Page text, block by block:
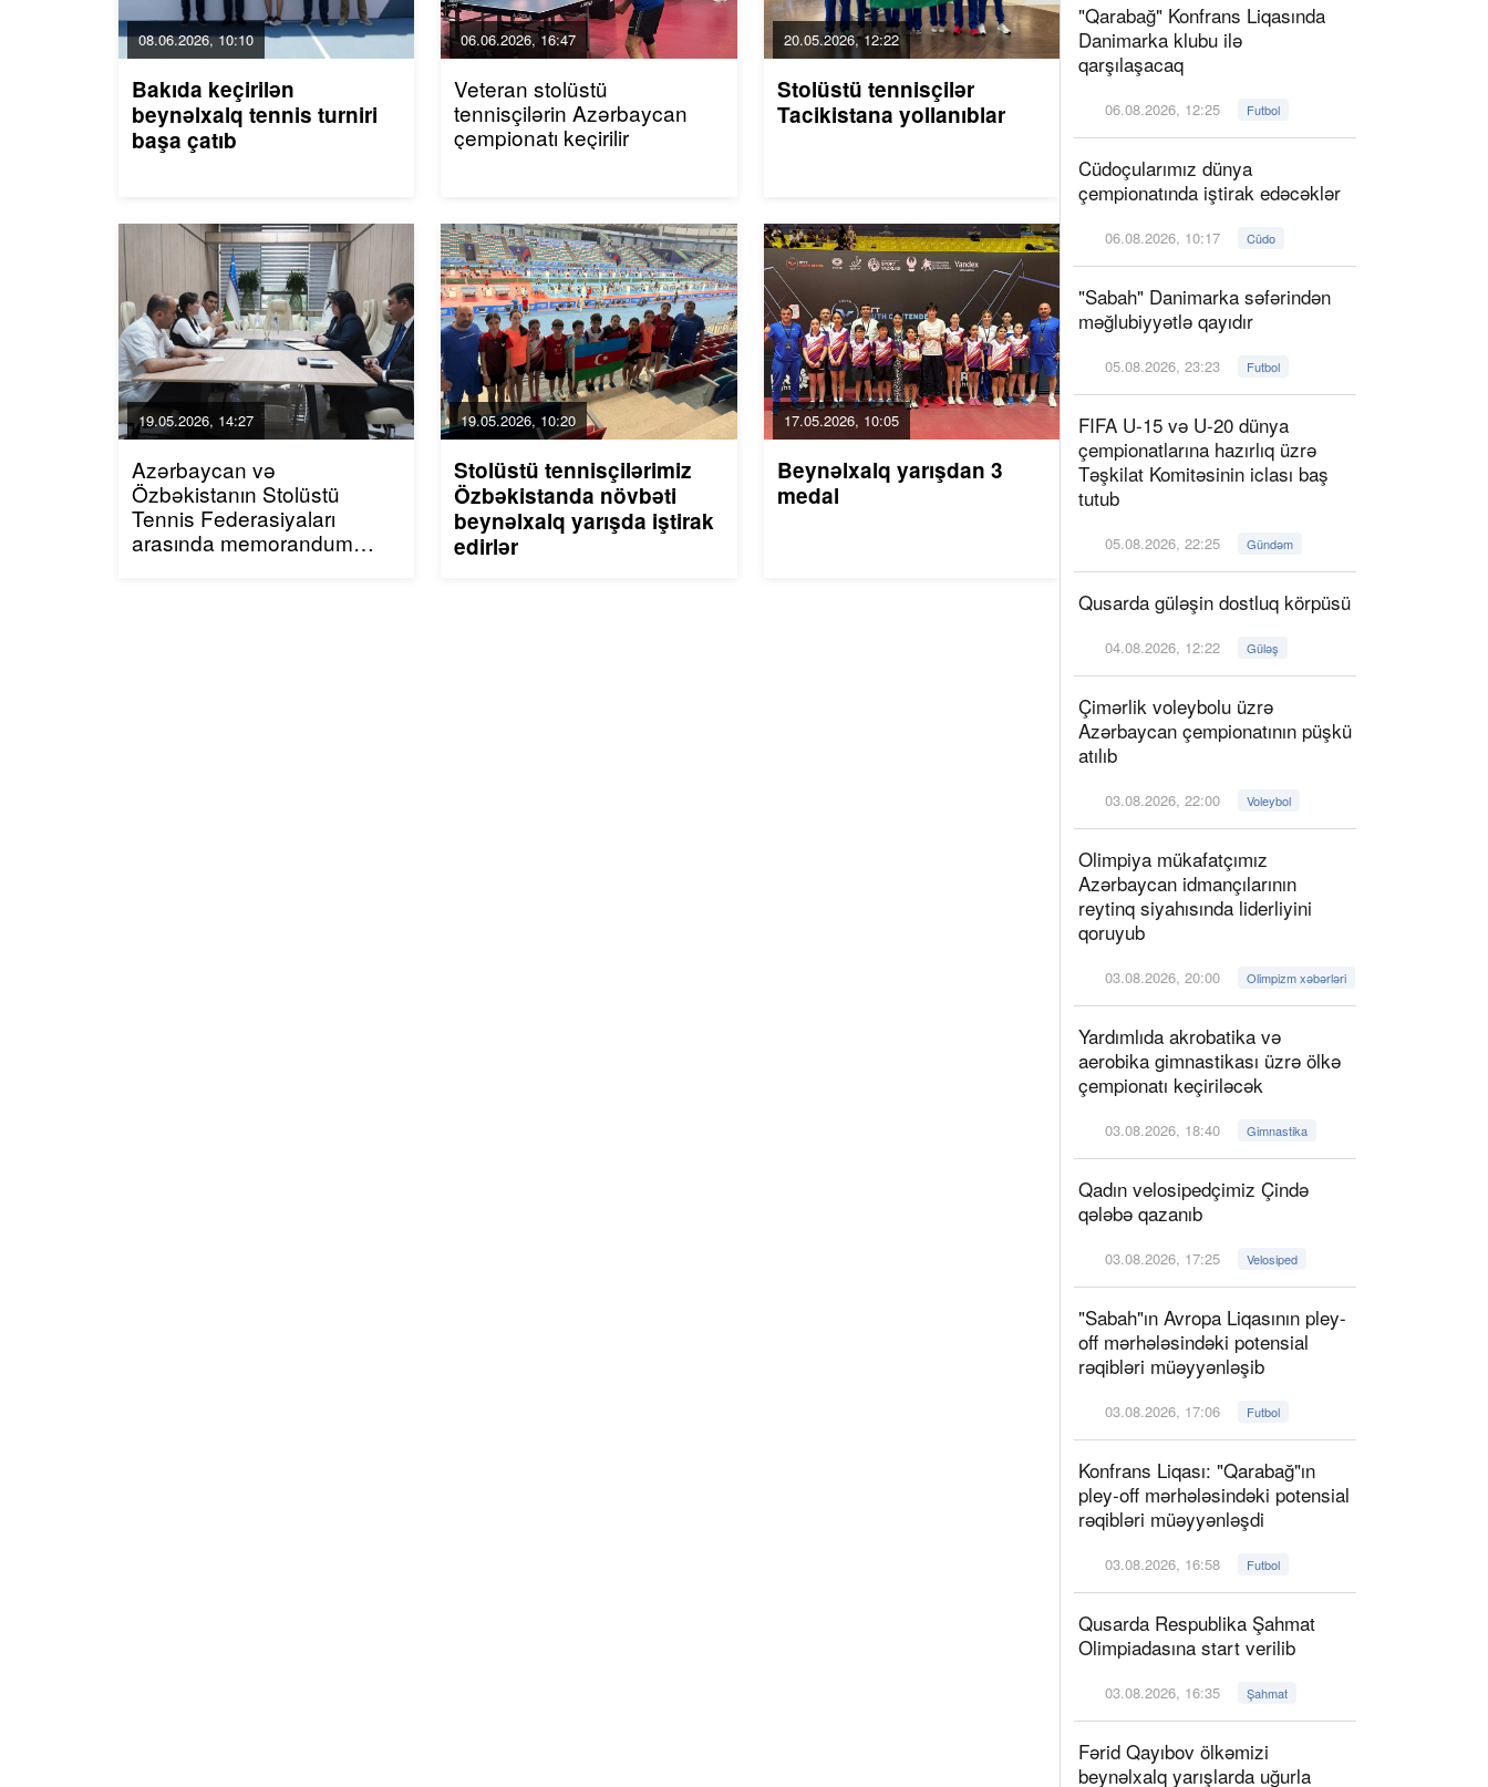
08.06.2026, 10:10
Bakıda keçirilən
beynəlxalq tennis turniri
başa çatıb
06.06.2026, 16:47
Veteran stolüstü
tennisçilərin Azərbaycan
çempionatı keçirilir
20.05.2026, 12:22
Stolüstü tennisçilər
Tacikistana yollanıblar
19.05.2026, 14:27
Azərbaycan və
Özbəkistanın Stolüstü
Tennis Federasiyaları
arasında memorandum
19.05.2026, 10:20
Stolüstü tennisçilərimiz
Özbəkistanda növbəti
beynəlxalq yarışda iştirak
edirlər
17.05.2026, 10:05
Beynəlxalq yarışdan 3
medal
"Qarabağ" Konfrans Liqasında
Danimarka klubu ilə
qarşılaşacaq
06.08.2026, 12:25 Futbol
Cüdoçularımız dünya
çempionatında iştirak edəcəklər
06.08.2026, 10:17 Cüdo
"Sabah" Danimarka səfərindən
məğlubiyyətlə qayıdır
05.08.2026, 23:23 Futbol
FIFA U-15 və U-20 dünya
çempionatlarına hazırlıq üzrə
Təşkilat Komitəsinin iclası baş
tutub
05.08.2026, 22:25 Gündəm
Qusarda güləşin dostluq körpüsü
04.08.2026, 12:22 Güləş
Çimərlik voleybolu üzrə
Azərbaycan çempionatının püşkü
atılıb
03.08.2026, 22:00 Voleybol
Olimpiya mükafatçımız
Azərbaycan idmançılarının
reytinq siyahısında liderliyini
qoruyub
03.08.2026, 20:00 Olimpizm xəbərləri
Yardımlıda akrobatika və
aerobika gimnastikası üzrə ölkə
çempionatı keçiriləcək
03.08.2026, 18:40 Gimnastika
Qadın velosipedçimiz Çində
qələbə qazanıb
03.08.2026, 17:25 Velosiped
"Sabah"ın Avropa Liqasının pley-
off mərhələsindəki potensial
rəqibləri müəyyənləşib
03.08.2026, 17:06 Futbol
Konfrans Liqası: "Qarabağ"ın
pley-off mərhələsindəki potensial
rəqibləri müəyyənləşdi
03.08.2026, 16:58 Futbol
Qusarda Respublika Şahmat
Olimpiadasına start verilib
03.08.2026, 16:35 Şahmat
Fərid Qayıbov ölkəmizi
beynəlxalq yarışlarda uğurla